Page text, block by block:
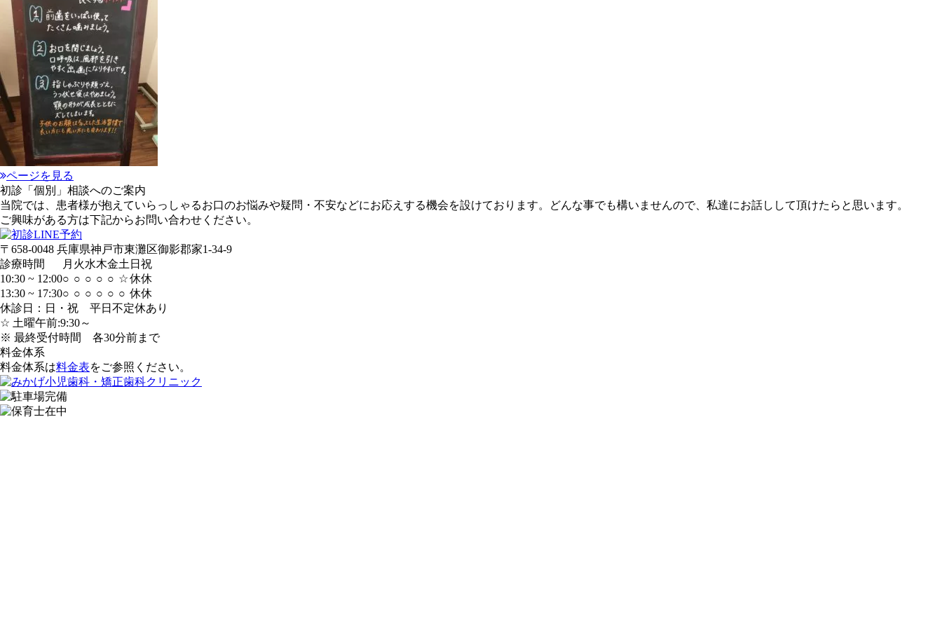
ページを見る
初診「個別」相談へのご案内
当院では、患者様が抱えていらっしゃるお口のお悩みや疑問・不安などにお応えする機会を設けております。どんな事でも構いませんので、私達にお話しして頂けたらと思います。
ご興味がある方は下記からお問い合わせください。
〒658-0048 兵庫県神戸市東灘区御影郡家1-34-9
診療時間
月 火水木金土 日 祝
10:30 ~ 12:00○ ○ ○ ○ ○ ☆休休
13:30 ~ 17:30○ ○ ○ ○ ○ ○ 休休
休診日：日・祝 平日不定休あり
☆ 土曜午前:9:30～
※ 最終受付時間 各30分前まで
料金体系
料金体系は料金表をご参照ください。